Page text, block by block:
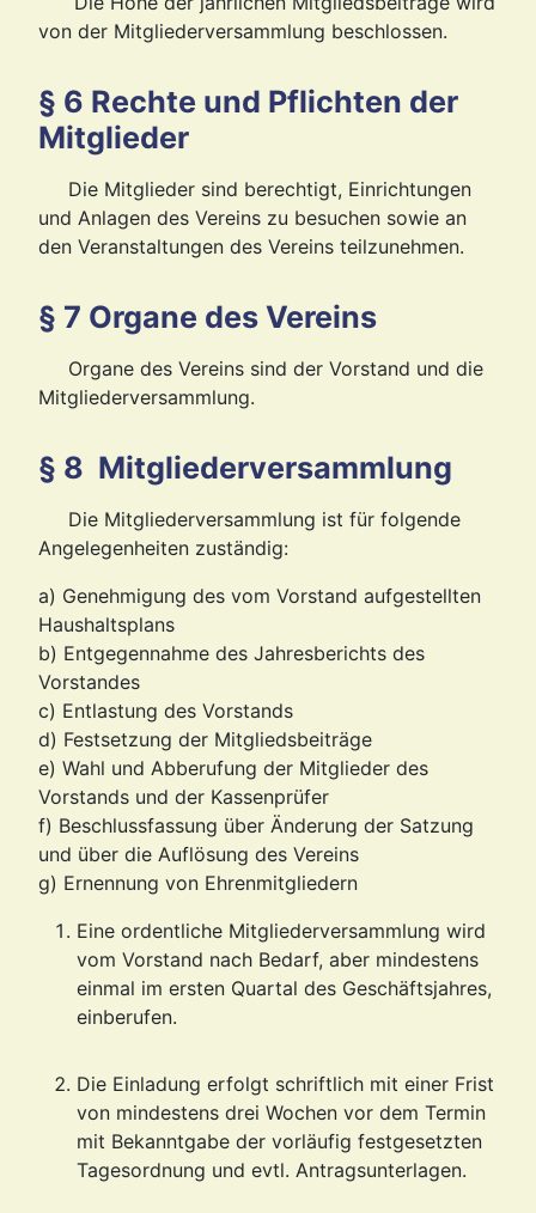
von der Mitgliederversammlung beschlossen.
§ 6 Rechte und Pflichten der
Mitglieder
Die Mitglieder sind berechtigt, Einrichtungen
und Anlagen des Vereins zu besuchen sowie an
den Veranstaltungen des Vereins teilzunehmen.
§ 7 Organe des Vereins
Organe des Vereins sind der Vorstand und die
Mitgliederversammlung.
§ 8 Mitgliederversammlung
Die Mitgliederversammlung ist für folgende
Angelegenheiten zuständig:
a) Genehmigung des vom Vorstand aufgestellten
Haushaltsplans
b) Entgegennahme des Jahresberichts des
Vorstandes
c) Entlastung des Vorstands
d) Festsetzung der Mitgliedsbeiträge
e) Wahl und Abberufung der Mitglieder des
Vorstands und der Kassenprüfer
f) Beschlussfassung über Änderung der Satzung
und über die Auflösung des Vereins
g) Ernennung von Ehrenmitgliedern
Eine ordentliche Mitgliederversammlung wird
vom Vorstand nach Bedarf, aber mindestens
einmal im ersten Quartal des Geschäftsjahres,
einberufen.
Die Einladung erfolgt schriftlich mit einer Frist
von mindestens drei Wochen vor dem Termin
mit Bekanntgabe der vorläufig festgesetzten
Tagesordnung und evtl. Antragsunterlagen.